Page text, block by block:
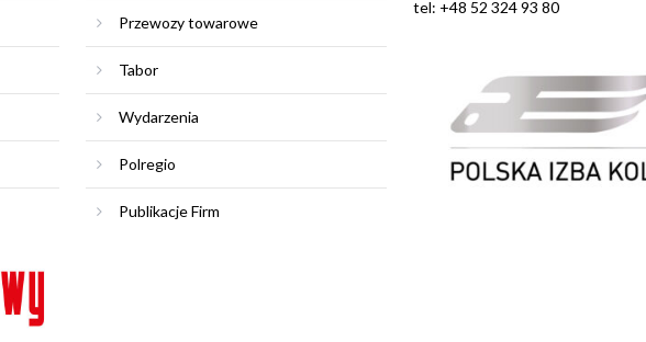
Przewozy towarowe
Tabor
Wydarzenia
Polregio
Publikacje Firm
tel: +48 52 324 93 80